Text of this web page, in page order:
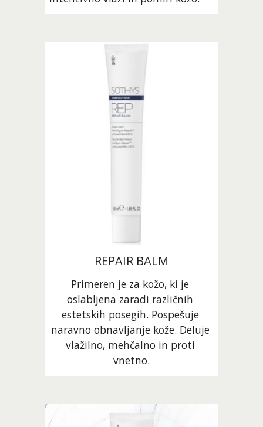
REPAIR BALM
Primeren je za kožo, ki je
oslabljena zaradi različnih
estetskih posegih. Pospešuje
naravno obnavljanje kože. Deluje
vlažilno, mehčalno in proti
vnetno.